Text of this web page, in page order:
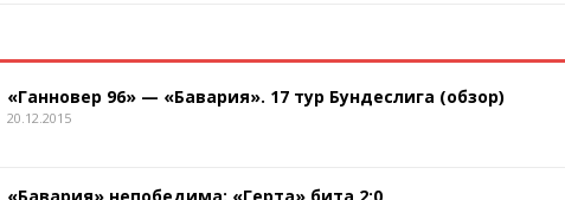
«Ганновер 96» — «Бавария». 17 тур Бундеслига (обзор)
20.12.2015
«Бавария» непобедима: «Герта» бита 2:0